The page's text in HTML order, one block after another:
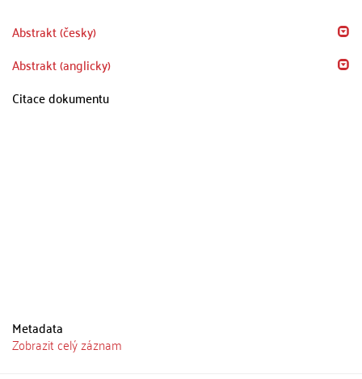
Abstrakt (česky)
Abstrakt (anglicky)
Citace dokumentu
Metadata
Zobrazit celý záznam